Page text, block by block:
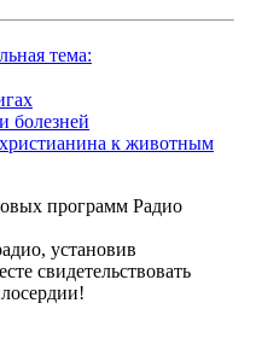
тема:
болезней
к животным
программ Радио
установив
свидетельствовать